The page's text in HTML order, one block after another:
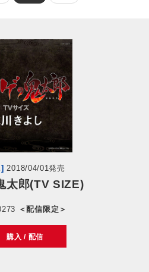
閉じる
2018/04/01発売
太郎(TV SIZE)
＜配信限定＞
購入 / 配信